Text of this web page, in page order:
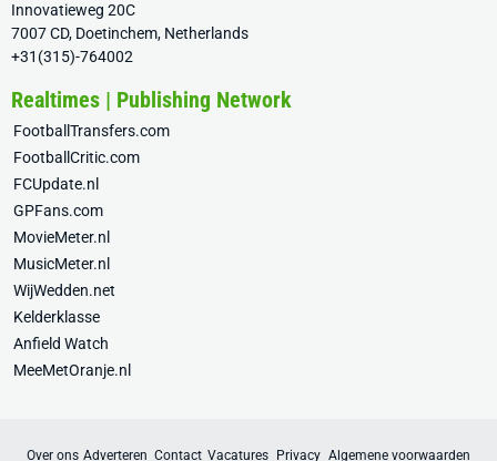
Innovatieweg 20C
7007 CD, Doetinchem, Netherlands
+31(315)-764002
Realtimes | Publishing Network
FootballTransfers.com
FootballCritic.com
FCUpdate.nl
GPFans.com
MovieMeter.nl
MusicMeter.nl
WijWedden.net
Kelderklasse
Anfield Watch
MeeMetOranje.nl
Over ons Adverteren Contact Vacatures Privacy Algemene voorwaarden